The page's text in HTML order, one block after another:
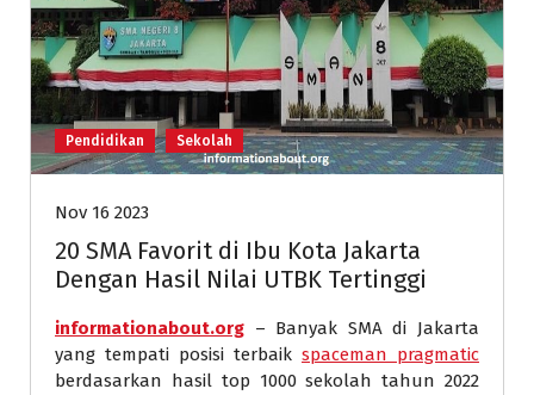
Pendidikan Sekolah
Nov 16 2023
20 SMA Favorit di Ibu Kota Jakarta
Dengan Hasil Nilai UTBK Tertinggi
informationabout.org – Banyak SMA di Jakarta
yang tempati posisi terbaik spaceman pragmatic
berdasarkan hasil top 1000 sekolah tahun 2022